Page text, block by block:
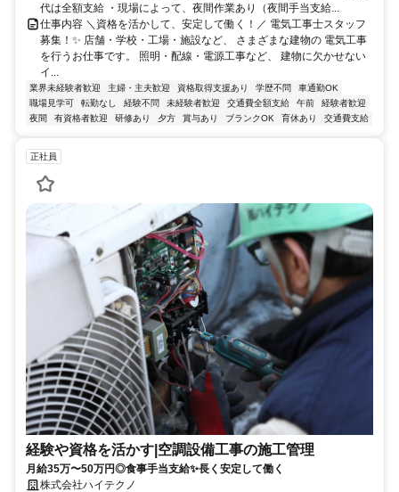
代は全額支給 ・現場によって、夜間作業あり（夜間手当支給...
仕事内容 ＼資格を活かして、安定して働く！／ 電気工事士スタッフ
募集！✨ 店舗・学校・工場・施設など、 さまざまな建物の 電気工事
を行うお仕事です。 照明・配線・電源工事など、 建物に欠かせない
イ...
業界未経験者歓迎 主婦・主夫歓迎 資格取得支援あり 学歴不問
車通勤OK
職場見学可
転勤なし 経験不問 未経験者歓迎 交通費全額支給 午前
経験者歓迎
夜間
有資格者歓迎 研修あり 夕方 賞与あり ブランクOK 育休あり 交通費支給
正社員
経験や資格を活かす|空調設備工事の施工管理
月給35万〜50万円◎食事手当支給✨長く安定して働く
株式会社ハイテクノ